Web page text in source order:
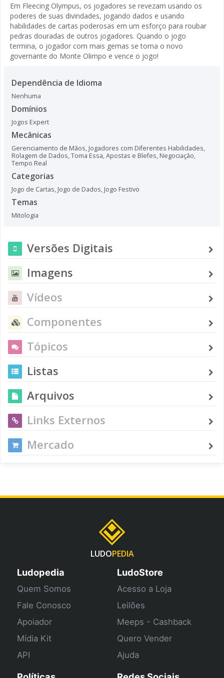
Em Fleecing Olympus, os jogadores se revezam usando os
poderes de suas divindades, jogando dados e usando
habilidades de cartas poderosas em um esforço para roubar
pedras douradas de outros jogadores. Quando o jogo
termina, o jogador com mais gemas se torna o novo
governante do Monte Olimpo e vence o jogo!
Dependência de Idioma
Nenhuma
Domínios
Jogos Expert
Mecânicas
Gerenciamento de Mãos, Jogadores com Diferentes Habilidades,
Rolagem de Dados,Toma Essa,Apostas e Blefes, Negociação,
Tempo Real
Categorias
Jogo de Cartas, Jogo de Dados, Jogo Festivo
Temas
Mitologia
Versões Digitais
Imagens
Vídeos
Componentes
Tópicos
Listas
Arquivos
Links Externos
Mercado
LUDOPEDIA
Ludopedia
Quem Somos
Fale Conosco
Apoiador
Mídia Kit
API
LudoStore
Acesso a Loja
Leilões
Meeps - Cashback
Quero Vender
Ajuda